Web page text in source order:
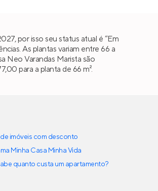
por isso seu status atual é “Em
As plantas variam entre 66 a
Neo Varandas Marista são
para a planta de 66 m².
imóveis com desconto
Minha Casa Minha Vida
quanto custa um apartamento?